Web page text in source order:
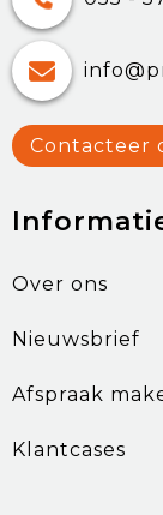
Contacteer
Over ons
Nieuwsbrief
Afspraak
Klantcases